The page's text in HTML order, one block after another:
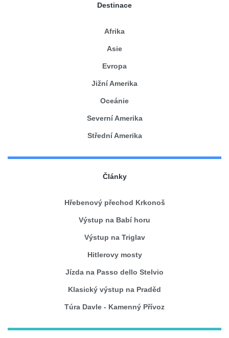
Destinace
Afrika
Asie
Evropa
Jižní Amerika
Oceánie
Severní Amerika
Střední Amerika
Články
Hřebenový přechod Krkonoš
Výstup na Babí horu
Výstup na Triglav
Hitlerovy mosty
Jízda na Passo dello Stelvio
Klasický výstup na Praděd
Túra Davle - Kamenný Přívoz